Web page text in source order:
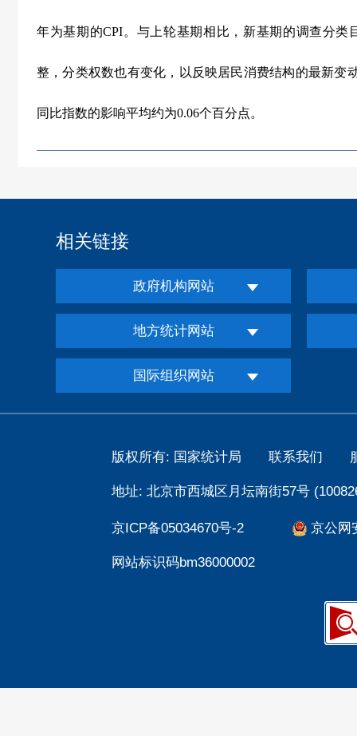
年为基期的CPI。与上轮基期相比，新基期的调查分类
整，分类权数也有变化，以反映居民消费结构的最新变
同比指数的影响平均约为0.06个百分点。
相关链接
政府机构网站
地方统计网站
国际组织网站
版权所有: 国家统计局 联系我们
地址: 北京市西城区月坛南街57号
京ICP备05034670号-2 京公网
网站标识码bm36000002